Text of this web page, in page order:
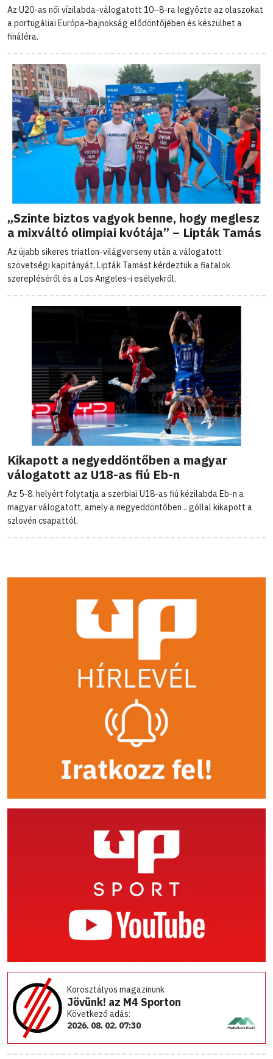
Az U20-as női vízilabda-válogatott 10–8-ra legyőzte az olaszokat
a portugáliai Európa-bajnokság elődöntőjében és készülhet a
fináléra.
„Szinte biztos vagyok benne, hogy meglesz
a mixváltó olimpiai kvótája” – Lipták Tamás
Az újabb sikeres triatlon-világverseny után a válogatott
szövetségi kapitányát, Lipták Tamást kérdeztük a fiatalok
szerepléséről és a Los Angeles-i esélyekről.
Kikapott a negyeddöntőben a magyar
válogatott az U18-as fiú Eb-n
Az 5-8. helyért folytatja a szerbiai U18-as fiú kézilabda Eb-n a
magyar válogatott, amely a negyeddöntőben .. góllal kikapott a
szlovén csapattól.
Korosztályos magazinunk
Jövünk! az M4 Sporton
Következő adás:
2026. 08. 02. 07:30